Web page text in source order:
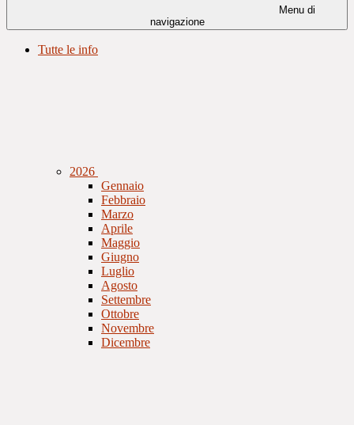
Menu di
navigazione
Tutte le info
2026
Gennaio
Febbraio
Marzo
Aprile
Maggio
Giugno
Luglio
Agosto
Settembre
Ottobre
Novembre
Dicembre